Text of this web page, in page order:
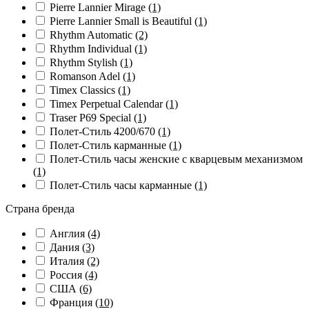
Pierre Lannier Mirage (1)
Pierre Lannier Small is Beautiful (1)
Rhythm Automatic (2)
Rhythm Individual (1)
Rhythm Stylish (1)
Romanson Adel (1)
Timex Classics (1)
Timex Perpetual Calendar(1)
Traser P69 Special (1)
Полет-Стиль 4200/670 (1)
Полет-Стиль карманные (1)
Полет-Стиль часы женские с кварцевым механизмом
(1)
Полет-Стиль часы карманные (1)
Страна бренда
Англия (4)
Дания (3)
Италия (2)
Россия (4)
США (6)
Франция (10)